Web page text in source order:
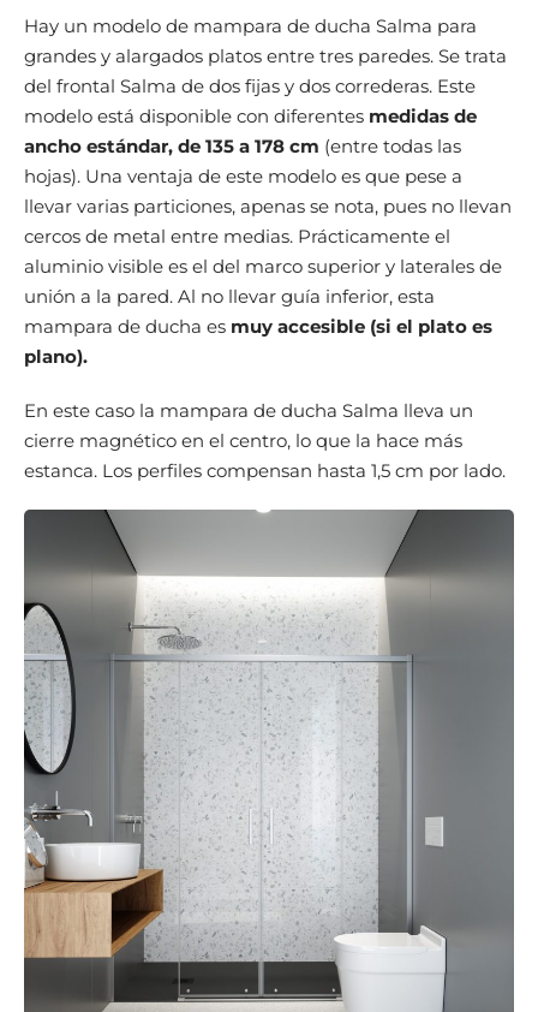
Hay un modelo de mampara de ducha Salma para
grandes y alargados platos entre tres paredes. Se trata
del frontal Salma de dos fijas y dos correderas. Este
modelo está disponible con diferentes medidas de
ancho estándar, de 135 a 178 cm (entre todas las
hojas). Una ventaja de este modelo es que pese a
llevar varias particiones, apenas se nota, pues no llevan
cercos de metal entre medias. Prácticamente el
aluminio visible es el del marco superior y laterales de
unión a la pared. Al no llevar guía inferior, esta
mampara de ducha es muy accesible (si el plato es
plano).
En este caso la mampara de ducha Salma lleva un
cierre magnético en el centro, lo que la hace más
estanca. Los perfiles compensan hasta 1,5 cm por lado.